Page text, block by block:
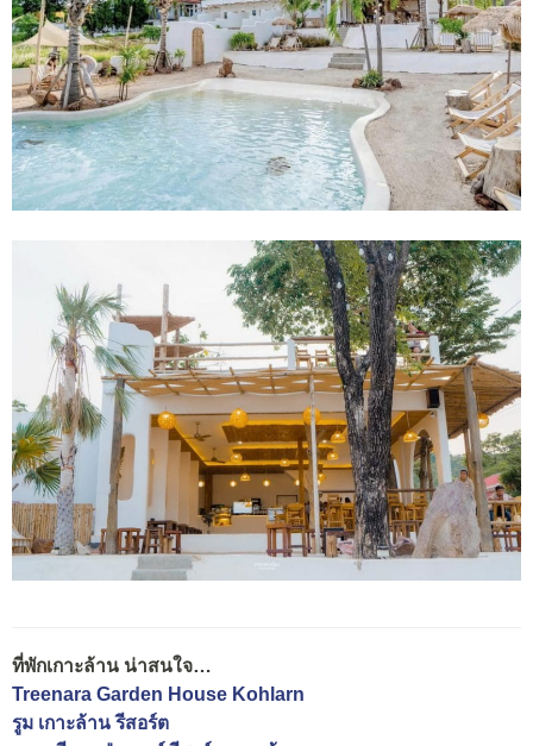
ที่พักเกาะล้าน น่าสนใจ…
Treenara Garden House Kohlarn
รูม เกาะล้าน รีสอร์ต